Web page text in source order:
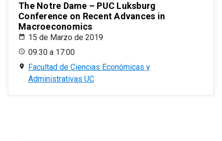
The Notre Dame – PUC Luksburg
Conference on Recent Advances in
Macroeconomics
15 de Marzo de 2019
09:30 a 17:00
Facultad de Ciencias Económicas y
Administrativas UC